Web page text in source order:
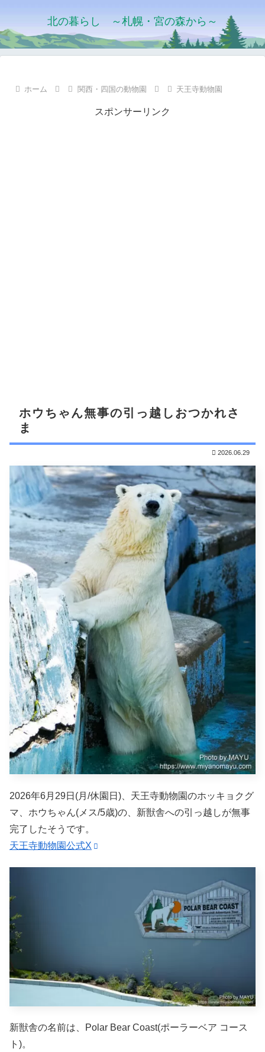
北の暮らし ～札幌・宮の森から～
ホーム 関西・四国の動物園 天王寺動物園
スポンサーリンク
ホウちゃん無事の引っ越しおつかれさ
ま
2026.06.29
2026年6月29日(月/休園日)、天王寺動物園のホッキョクグ
マ、ホウちゃん(メス/5歳)の、新獣舎への引っ越しが無事
完了したそうです。
天王寺動物園公式X
新獣舎の名前は、Polar Bear Coast(ポーラーベア コース
ト)。